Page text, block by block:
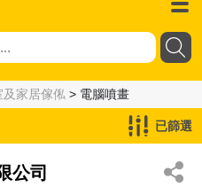
及家居傢俬 > 電腦噴畫
已篩選
公司